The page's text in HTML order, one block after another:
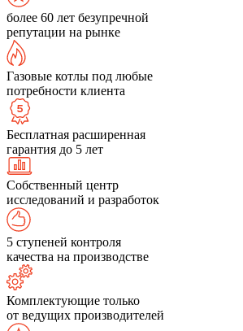
более 60 лет безупречной
репутации на рынке
Газовые котлы под любые
потребности клиента
Бесплатная расширенная
гарантия до 5 лет
Собственный центр
исследований и разработок
5 ступеней контроля
качества на производстве
Комплектующие только
от ведущих производителей